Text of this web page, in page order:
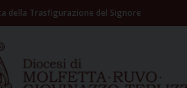
della Trasfigurazione del Signore